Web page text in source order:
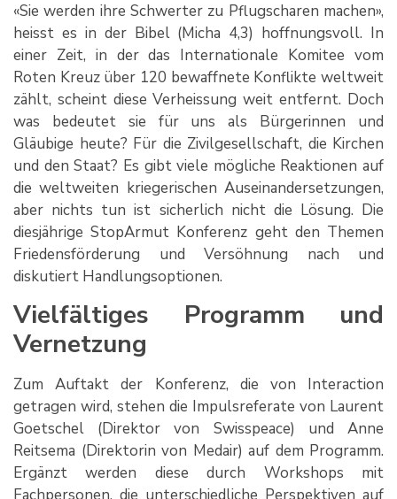
«Sie werden ihre Schwerter zu Pflugscharen machen»,
heisst es in der Bibel (Micha 4,3) hoffnungsvoll. In
einer Zeit, in der das Internationale Komitee vom
Roten Kreuz über 120 bewaffnete Konflikte weltweit
zählt, scheint diese Verheissung weit entfernt. Doch
was bedeutet sie für uns als Bürgerinnen und
Gläubige heute? Für die Zivilgesellschaft, die Kirchen
und den Staat? Es gibt viele mögliche Reaktionen auf
die weltweiten kriegerischen Auseinandersetzungen,
aber nichts tun ist sicherlich nicht die Lösung. Die
diesjährige StopArmut Konferenz geht den Themen
Friedensförderung und Versöhnung nach und
diskutiert Handlungsoptionen.
Vielfältiges Programm und
Vernetzung
Zum Auftakt der Konferenz, die von Interaction
getragen wird, stehen die Impulsreferate von Laurent
Goetschel (Direktor von Swisspeace) und Anne
Reitsema (Direktorin von Medair) auf dem Programm.
Ergänzt werden diese durch Workshops mit
Fachpersonen, die unterschiedliche Perspektiven auf